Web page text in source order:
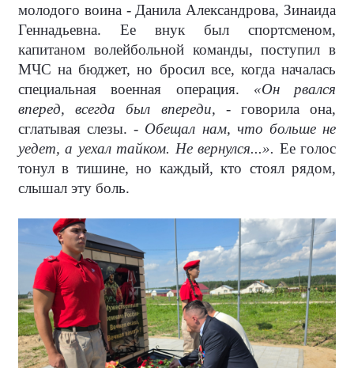
молодого воина - Данила Александрова, Зинаида
Геннадьевна. Ее внук был спортсменом,
капитаном волейбольной команды, поступил в
МЧС на бюджет, но бросил все, когда началась
специальная военная операция. «Он рвался
вперед, всегда был впереди, - говорила она,
сглатывая слезы. - Обещал нам, что больше не
уедет, а уехал тайком. Не вернулся...». Ее голос
тонул в тишине, но каждый, кто стоял рядом,
слышал эту боль.